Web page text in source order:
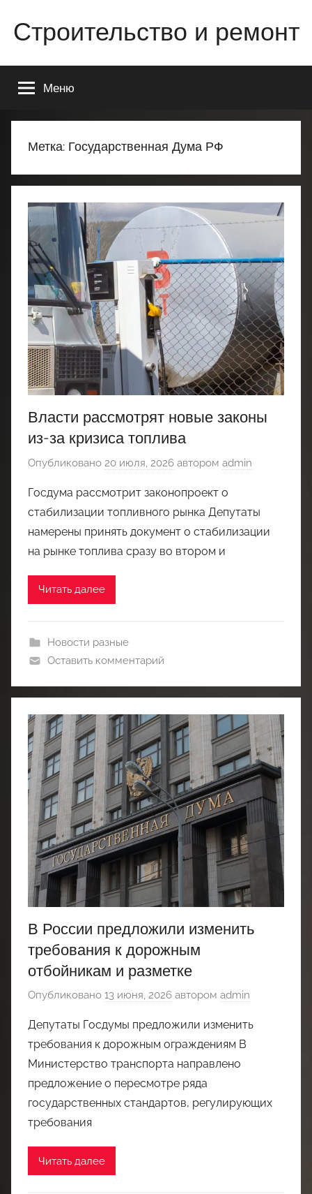
содержимому
Строительство и ремонт
строительстве
ремонте
Вашего
или
Меню
Метка: Государственная Дума РФ
Власти рассмотрят новые законы
из-за кризиса топлива
Опубликовано 20 июля, 2026 автором admin
Госдума рассмотрит законопроект о
стабилизации топливного рынка Депутаты
намерены принять документ о стабилизации
на рынке топлива сразу во втором и
Читать далее
Новости разные
Оставить комментарий
В России предложили изменить
требования к дорожным
отбойникам и разметке
Опубликовано 13 июня, 2026 автором admin
Депутаты Госдумы предложили изменить
требования к дорожным ограждениям В
Министерство транспорта направлено
предложение о пересмотре ряда
государственных стандартов, регулирующих
требования
Читать далее